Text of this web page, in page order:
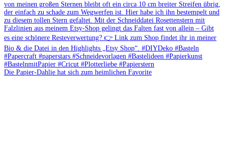
Die Papier-Dahlie hat sich zum heimlichen Favorite